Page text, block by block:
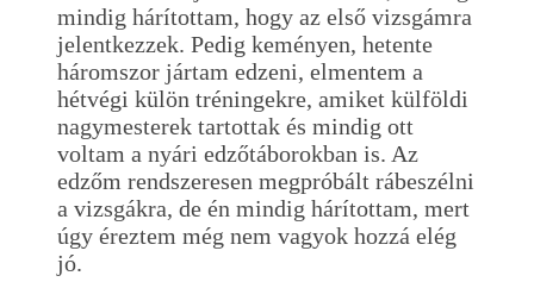
mindig hárítottam, hogy az első vizsgámra
jelentkezzek. Pedig keményen, hetente
háromszor jártam edzeni, elmentem a
hétvégi külön tréningekre, amiket külföldi
nagymesterek tartottak és mindig ott
voltam a nyári edzőtáborokban is. Az
edzőm rendszeresen megpróbált rábeszélni
a vizsgákra, de én mindig hárítottam, mert
úgy éreztem még nem vagyok hozzá elég
jó.